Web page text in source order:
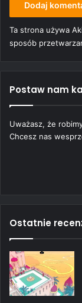
Ta strona używa
sposób
Postaw nam
Uważasz, że
Chcesz nas
Ostatnie